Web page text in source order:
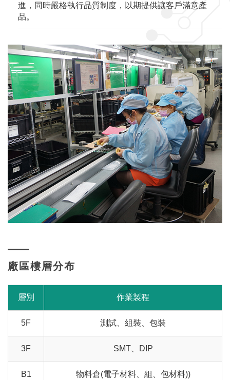
進，同時嚴格執行品質制度，以期提供讓客戶滿意產
品。
廠區樓層分布
層別 作業製程
5F 測試、組裝、包裝
3F SMT、DIP
B1 物料倉(電子材料、組、包材料))